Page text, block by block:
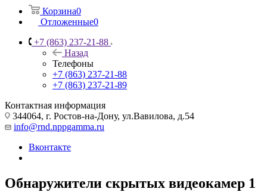
Корзина0
Отложенные0
+7 (863) 237-21-88
Назад
Телефоны
+7 (863) 237-21-88
+7 (863) 237-21-89
Контактная информация
344064, г. Ростов-на-Дону, ул.Вавилова, д.54
info@rnd.nppgamma.ru
Вконтакте
Обнаружители скрытых видеокамер 1